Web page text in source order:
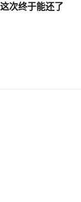
次终于能还了